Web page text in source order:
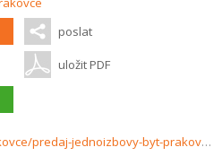
poslat
uložit PDF
https://www.haloreality.sk/prakovce/predaj-jednoizbovy-byt-prakovce---exkluzivne-halo-reality/72944